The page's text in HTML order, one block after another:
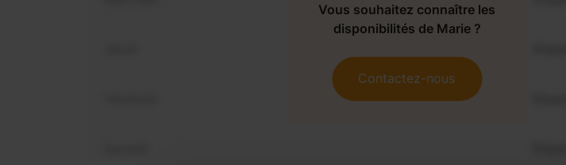
Vous souhaitez connaître les
disponibilités de Marie ?
Contactez-nous